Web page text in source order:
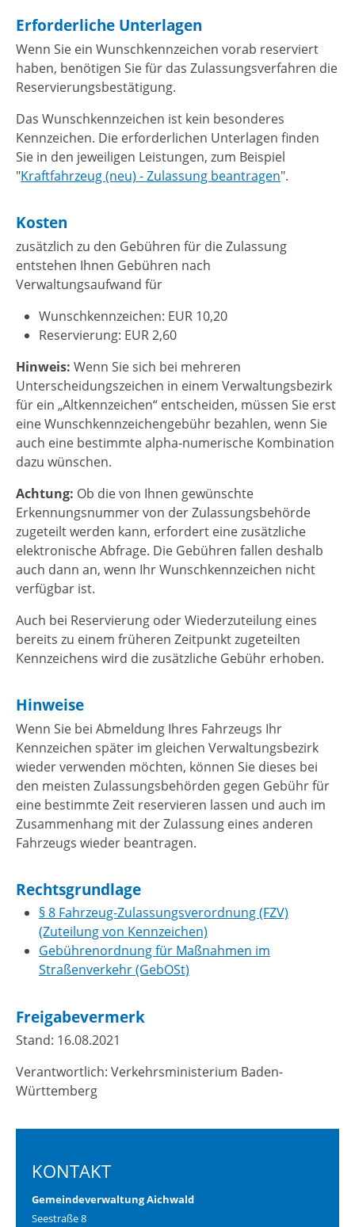
Erforderliche Unterlagen
Wenn Sie ein Wunschkennzeichen vorab reserviert
haben, benötigen Sie für das Zulassungsverfahren die
Reservierungsbestätigung.
Das Wunschkennzeichen ist kein besonderes
Kennzeichen. Die erforderlichen Unterlagen finden
Sie in den jeweiligen Leistungen, zum Beispiel
"Kraftfahrzeug (neu) - Zulassung beantragen".
Kosten
zusätzlich zu den Gebühren für die Zulassung
entstehen Ihnen Gebühren nach
Verwaltungsaufwand für
Wunschkennzeichen: EUR 10,20
Reservierung: EUR 2,60
Hinweis: Wenn Sie sich bei mehreren
Unterscheidungszeichen in einem Verwaltungsbezirk
für ein „Altkennzeichen“ entscheiden, müssen Sie erst
eine Wunschkennzeichengebühr bezahlen, wenn Sie
auch eine bestimmte alpha-numerische Kombination
dazu wünschen.
Achtung: Ob die von Ihnen gewünschte
Erkennungsnummer von der Zulassungsbehörde
zugeteilt werden kann, erfordert eine zusätzliche
elektronische Abfrage. Die Gebühren fallen deshalb
auch dann an, wenn Ihr Wunschkennzeichen nicht
verfügbar ist.
Auch bei Reservierung oder Wiederzuteilung eines
bereits zu einem früheren Zeitpunkt zugeteilten
Kennzeichens wird die zusätzliche Gebühr erhoben.
Hinweise
Wenn Sie bei Abmeldung Ihres Fahrzeugs Ihr
Kennzeichen später im gleichen Verwaltungsbezirk
wieder verwenden möchten, können Sie dieses bei
den meisten Zulassungsbehörden gegen Gebühr für
eine bestimmte Zeit reservieren lassen und auch im
Zusammenhang mit der Zulassung eines anderen
Fahrzeugs wieder beantragen.
Rechtsgrundlage
§ 8 Fahrzeug-Zulassungsverordnung (FZV)
(Zuteilung von Kennzeichen)
Gebührenordnung für Maßnahmen im
Straßenverkehr (GebOSt)
Freigabevermerk
Stand: 16.08.2021
Verantwortlich: Verkehrsministerium Baden-
Württemberg
KONTAKT
Gemeindeverwaltung Aichwald
Seestraße 8